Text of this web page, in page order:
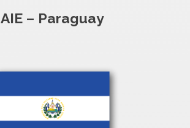
AIE – Paraguay